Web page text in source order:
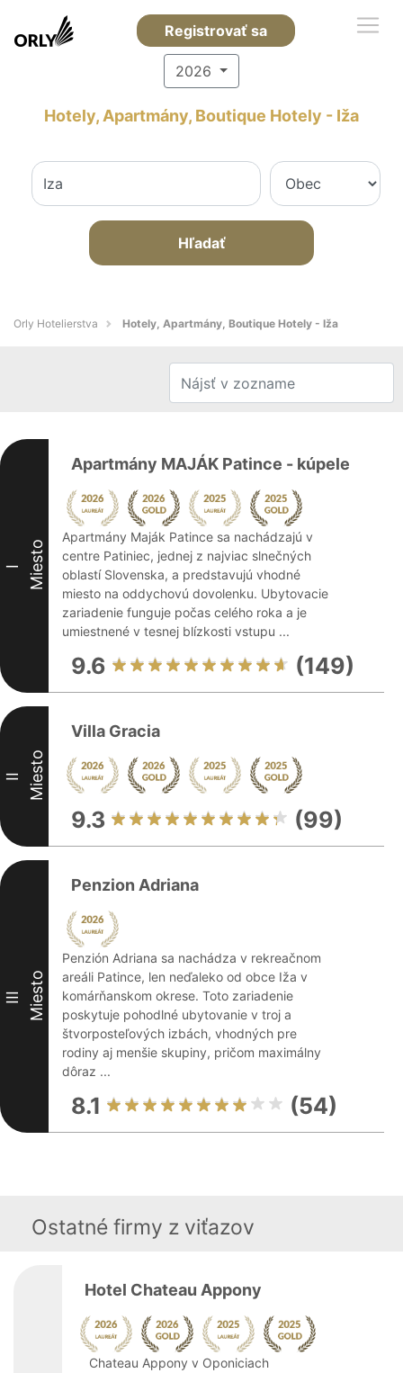
Registrovať sa
2026
Hotely, Apartmány, Boutique Hotely - Iža
Hľadať
Orly Hotelierstva Hotely, Apartmány, Boutique Hotely - Iža
I Miesto
Apartmány MAJÁK Patince - kúpele
Apartmány Maják Patince sa nachádzajú v
centre Patiniec, jednej z najviac slnečných
oblastí Slovenska, a predstavujú vhodné
miesto na oddychovú dovolenku. Ubytovacie
zariadenie funguje počas celého roka a je
umiestnené v tesnej blízkosti vstupu ...
9.6 (149)
II Miesto
Villa Gracia
9.3 (99)
III Miesto
Penzion Adriana
Penzión Adriana sa nachádza v rekreačnom
areáli Patince, len neďaleko od obce Iža v
komárňanskom okrese. Toto zariadenie
poskytuje pohodlné ubytovanie v troj a
štvorposteľových izbách, vhodných pre
rodiny aj menšie skupiny, pričom maximálny
dôraz ...
8.1 (54)
Ostatné firmy z viťazov
Hotel Chateau Appony
Chateau Appony v Oponiciach